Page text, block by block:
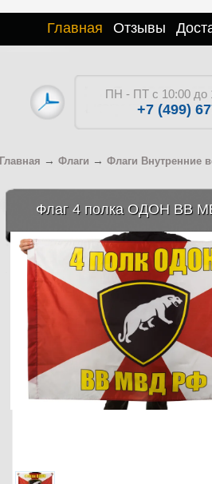
Главная Отзывы
ПН - ПТ с 10:00 до
+7 (499)
Главная → Флаги → Флаги Внутренние
Флаг 4 полка ОДОН ВВ